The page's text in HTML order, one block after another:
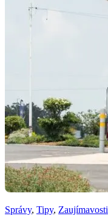
Správy, Tipy, Zaujímavosti